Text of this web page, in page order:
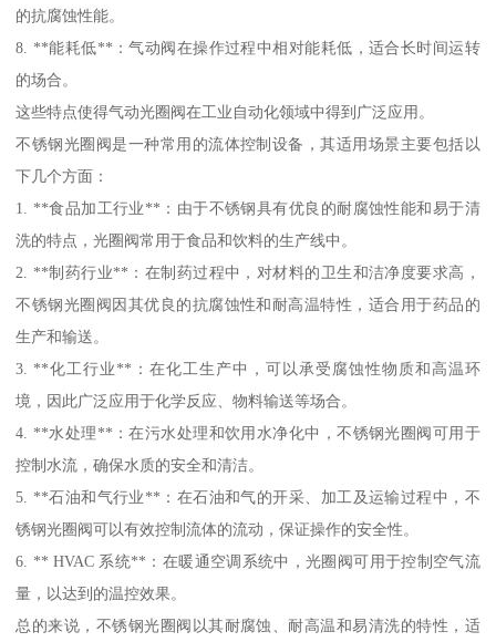
的抗腐蚀性能。
8. **能耗低**：气动阀在操作过程中相对能耗低，适合长时间运转
的场合。
这些特点使得气动光圈阀在工业自动化领域中得到广泛应用。
不锈钢光圈阀是一种常用的流体控制设备，其适用场景主要包括以
下几个方面：
1. **食品加工行业**：由于不锈钢具有优良的耐腐蚀性能和易于清
洗的特点，光圈阀常用于食品和饮料的生产线中。
2. **制药行业**：在制药过程中，对材料的卫生和洁净度要求高，
不锈钢光圈阀因其优良的抗腐蚀性和耐高温特性，适合用于药品的
生产和输送。
3. **化工行业**：在化工生产中，可以承受腐蚀性物质和高温环
境，因此广泛应用于化学反应、物料输送等场合。
4. **水处理**：在污水处理和饮用水净化中，不锈钢光圈阀可用于
控制水流，确保水质的安全和清洁。
5. **石油和气行业**：在石油和气的开采、加工及运输过程中，不
锈钢光圈阀可以有效控制流体的流动，保证操作的安全性。
6. ** HVAC 系统**：在暖通空调系统中，光圈阀可用于控制空气流
量，以达到的温控效果。
总的来说，不锈钢光圈阀以其耐腐蚀、耐高温和易清洗的特性，适